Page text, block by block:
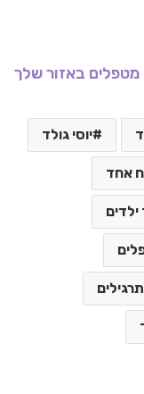
באזור שלך
יוסי גולד
אחד